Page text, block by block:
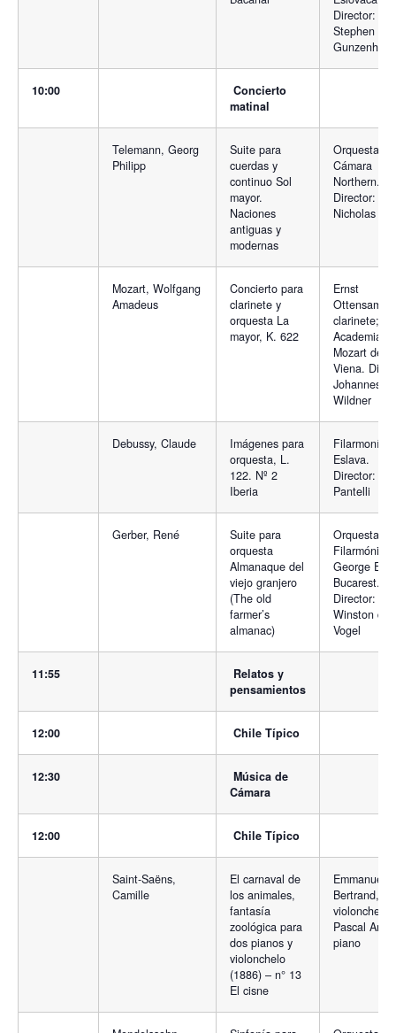
Director:
Stephen
10:00
Concierto
matinal
Telemann, Georg
Philipp
Suite para
cuerdas y
continuo Sol
mayor.
Naciones
antiguas y
modernas
Orquesta de
Cámara
Northern.
Director:
Nicholas
Mozart, Wolfgang
Amadeus
Concierto para
clarinete y
orquesta La
mayor, K. 622
Ernst
clarinete;
Academia
Mozart de
Viena.
Johannes
Wildner
Debussy, Claude
Imágenes para
orquesta, L.
122. Nº 2
Iberia
Filarmonía
Eslava.
Director:
Pantelli
Gerber, René
Suite para
orquesta
Almanaque del
viejo granjero
(The old
farmer’s
almanac)
Orquesta
Filarmónica
George
Bucarest.
Director:
Winston dan
Vogel
11:55
Relatos y
pensamientos
12:00 Chile Típico
12:30
Música de
Cámara
12:00 Chile Típico
Saint-Saëns,
Camille
El carnaval de
los animales,
fantasía
zoológica para
dos pianos y
violonchelo
(1886) – n° 13
El cisne
Emmanuella
Bertrand,
violonchelo
Pascal
piano